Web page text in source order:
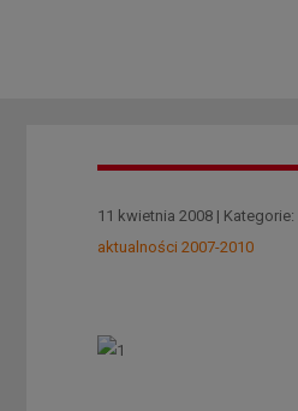
11 kwietnia 2008 | Kategorie:
aktualności 2007-2010